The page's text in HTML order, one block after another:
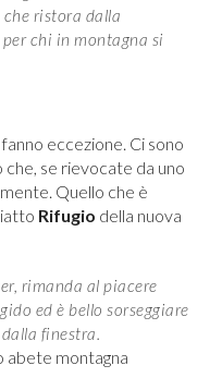
ristora dalla
chi in montagna si
eccezione. Ci sono
che, se rievocate da uno
Quello che è
Rifugio della nuova
rimanda al piacere
ed è bello sorseggiare
finestra.